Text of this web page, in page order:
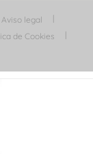
Aviso legal
de Cookies